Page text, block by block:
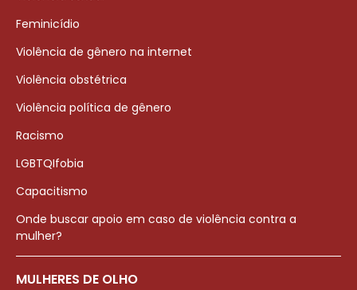
Feminicídio
Violência de gênero na internet
Violência obstétrica
Violência política de gênero
Racismo
LGBTQIfobia
Capacitismo
Onde buscar apoio em caso de violência contra a
mulher?
MULHERES DE OLHO